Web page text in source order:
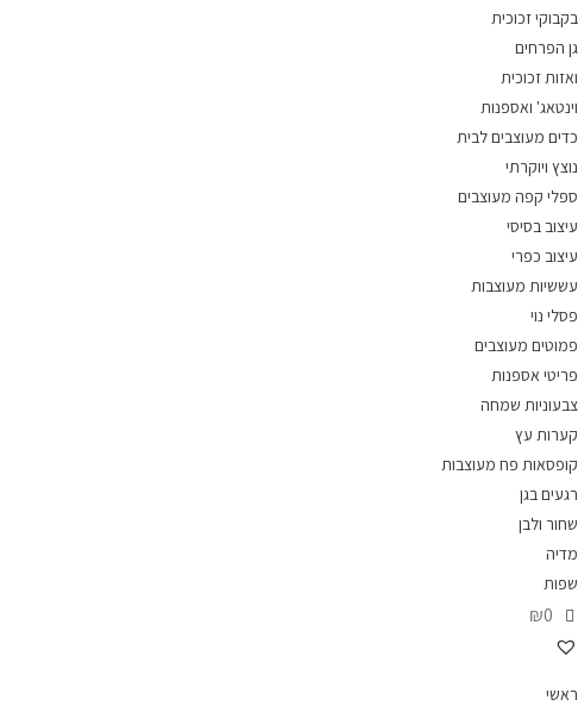
בקבוקי זכוכית
גן הפרחים
ואזות זכוכית
וינטאג' ואספנות
כדים מעוצבים לבית
נוצץ ויוקרתי
ספלי קפה מעוצבים
עיצוב בסיסי
עיצוב כפרי
עששיות מעוצבות
פסלי נוי
פמוטים מעוצבים
פריטי אספנות
צבעוניות שמחה
קערות עץ
קופסאות פח מעוצבות
רגעים בגן
שחור ולבן
מדיה
שפות
₪0
ראשי